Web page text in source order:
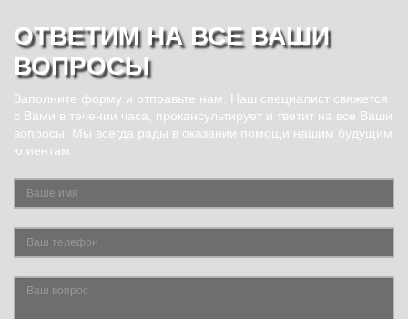
ОТВЕТИМ НА ВСЕ ВАШИ
ВОПРОСЫ
Заполните форму и отправьте нам. Наш специалист свяжется
с Вами в течении часа, прокансультирует и тветит на все Ваши
вопросы. Мы всегда рады в оказании помощи нашим будущим
клиентам.